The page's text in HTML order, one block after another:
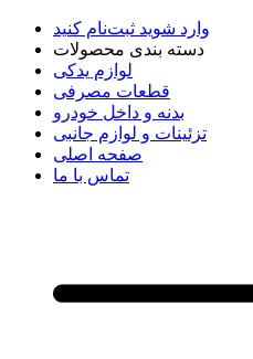
وارد شوید ثبت‌نام کنید
دسته بندی محصولات
لوازم یدکی
قطعات مصرفی
بدنه و داخل خودرو
تزئینات و لوازم جانبی
صفحه اصلی
تماس با ما